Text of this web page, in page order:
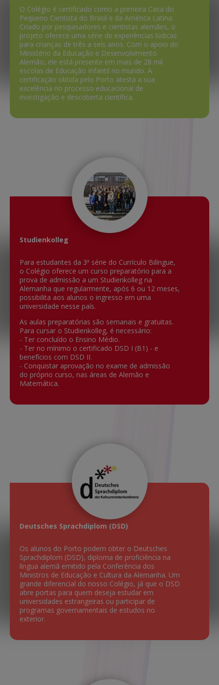
O Colégio é certificado como a primeira Casa do
Pequeno Cientista do Brasil e da América Latina.
Criado por pesquisadores e cientistas alemães, o
projeto oferece uma série de experiências lúdicas
para crianças de três a seis anos. Com o apoio do
Ministério da Educação e Desenvolvimento
Alemão, ele está presente em mais de 28 mil
escolas de Educação Infantil no mundo. A
certificação obtida pelo Porto atesta a sua
excelência no processo educacional de
investigação e descoberta científica.
Studienkolleg
Para estudantes da 3ª série do Currículo Bilíngue,
o Colégio oferece um curso preparatório para a
prova de admissão a um Studienkolleg na
Alemanha que regularmente, após 6 ou 12 meses,
possibilita aos alunos o ingresso em uma
universidade nesse país.
As aulas preparatórias são semanais e gratuitas.
Para cursar o Studienkolleg, é necessário:
- Ter concluído o Ensino Médio.
- Ter no mínimo o certificado DSD I (B1) - e
benefícios com DSD II.
- Conquistar aprovação no exame de admissão
do próprio curso, nas áreas de Alemão e
Matemática.
Deutsches Sprachdiplom (DSD)
Os alunos do Porto podem obter o Deutsches
Sprachdiplom (DSD), diploma de proficiência na
língua alemã emitido pela Conferência dos
Ministros de Educação e Cultura da Alemanha. Um
grande diferencial do nosso Colégio, já que o DSD
abre portas para quem deseja estudar em
universidades estrangeiras ou participar de
programas governamentais de estudos no
exterior.